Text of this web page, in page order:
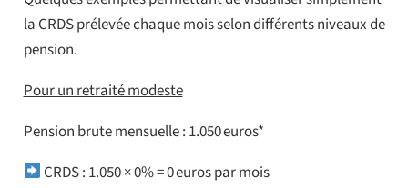
la CRDS prélevée chaque mois selon différents niveaux de
pension.
Pour un retraité modeste
Pension brute mensuelle : 1.050 euros*
CRDS : 1.050 × 0% = 0 euros par mois